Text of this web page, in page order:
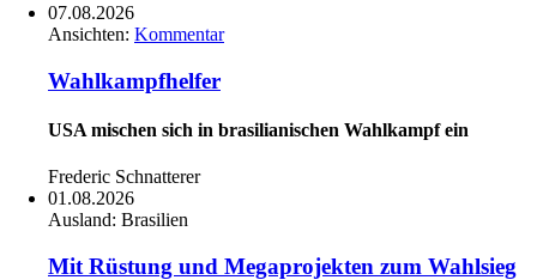
07.08.2026
Ansichten: Kommentar
Wahlkampfhelfer
USA mischen sich in brasilianischen Wahlkampf ein
Frederic Schnatterer
01.08.2026
Ausland: Brasilien
Mit Rüstung und Megaprojekten zum Wahlsieg